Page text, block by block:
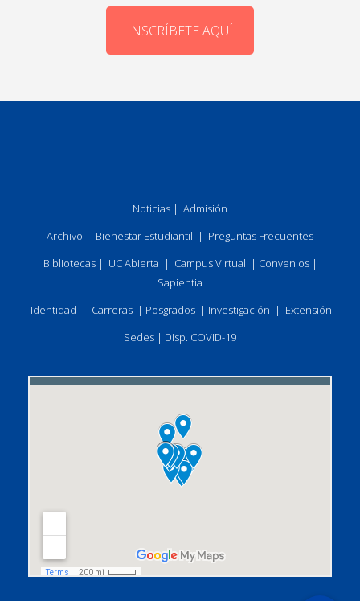
INSCRÍBETE AQUÍ
Noticias | Admisión
Archivo | Bienestar Estudiantil | Preguntas Frecuentes
Bibliotecas| UC Abierta | Campus Virtual | Convenios|
Sapientia
Identidad | Carreras | Posgrados | Investigación | Extensión
Sedes | Disp. COVID-19